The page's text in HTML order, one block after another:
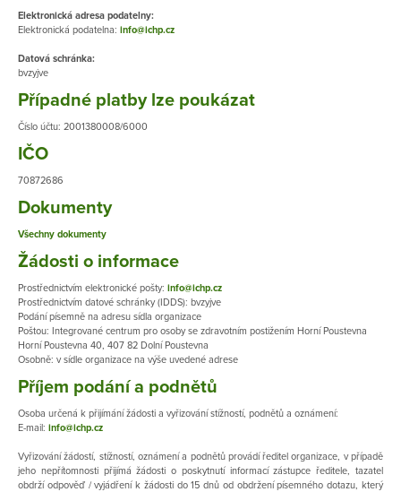
Elektronická adresa podatelny:
Elektronická podatelna: info@ichp.cz
Datová schránka:
bvzyjve
Případné platby lze poukázat
Číslo účtu: 2001380008/6000
IČO
70872686
Dokumenty
Všechny dokumenty
Žádosti o informace
Prostřednictvím elektronické pošty: info@ichp.cz
Prostřednictvím datové schránky (IDDS): bvzyjve
Podání písemně na adresu sídla organizace
Poštou: Integrované centrum pro osoby se zdravotním postižením Horní Poustevna​
Horní Poustevna 40, 407 82 Dolní Poustevna
Osobně: v sídle organizace na výše uvedené adrese
Příjem podání a podnětů
Osoba určená k přijímání žádosti a vyřizování stížností, podnětů a oznámení:
E-mail: info@ichp.cz
Vyřizování žádostí, stížností, oznámení a podnětů provádí ředitel organizace, v případě
jeho nepřítomnosti přijímá žádosti o poskytnutí informací zástupce ředitele, tazatel
obdrží odpověď / vyjádření k žádosti do 15 dnů od obdržení písemného dotazu, který